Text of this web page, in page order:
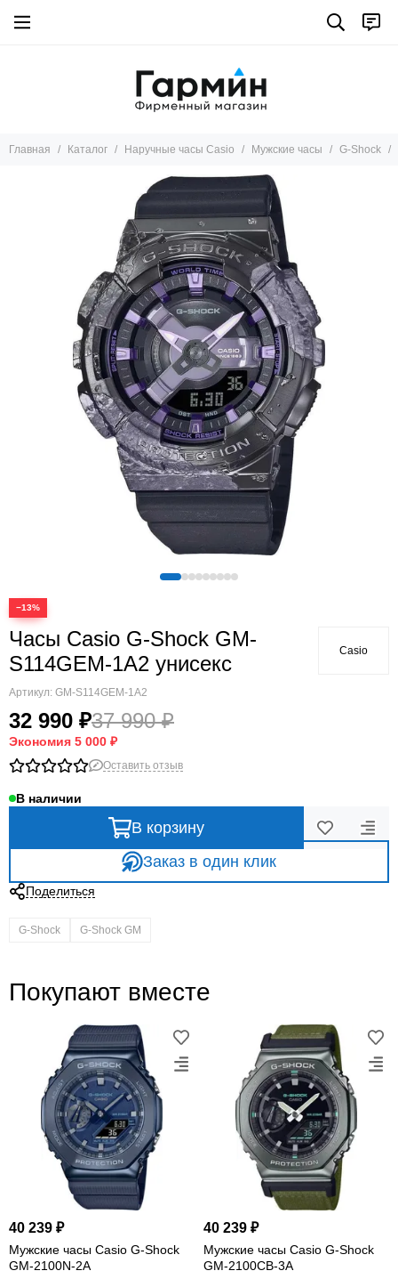
Главная Каталог Наручные часы Casio Мужские часы G-Shock
−13%
Часы Casio G-Shock GM-
S114GEM-1A2 унисекс
Артикул: GM-S114GEM-1A2
32 990 ₽37 990 ₽
Экономия 5 000 ₽
Casio
Оставить отзыв
В наличии
В корзину
Заказ в один клик
Поделиться
G-Shock G-Shock GM
Покупают вместе
40 239 ₽
Мужские часы Casio G-Shock
GM-2100N-2A
40 239 ₽
Мужские часы Casio G-Shock
GM-2100CB-3A